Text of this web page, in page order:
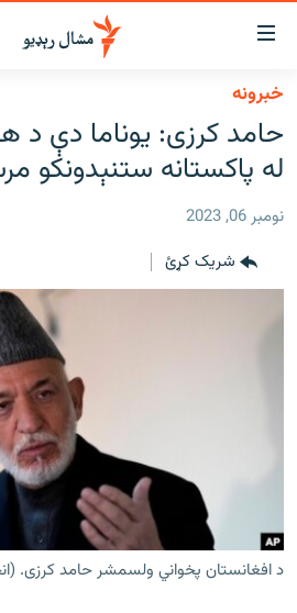
د
لاسرسي
ځای
عمومي
پاڼې
موضوع
ته
عمومي
کور
لنډ خبرونه
پښتونخوا او قبایل
بلوچستان
پاکستان
اوونیزې خپرونې
Gandhara
خبرونه
حامد کرزی: یوناما دې د
له پاکستانه ستنېدونکو
نومبر 06, 2023
شریک کړئ
د افغانستان پخواني ولسمشر حامد کرزی.